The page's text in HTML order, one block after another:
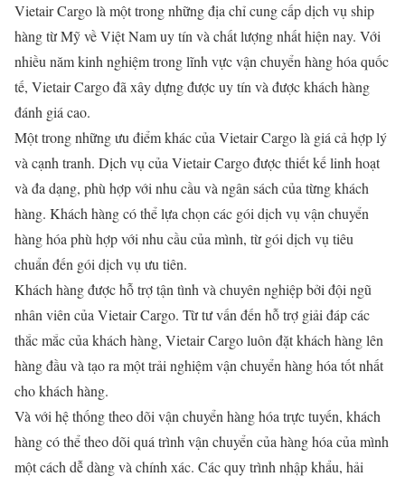
Vietair Cargo là một trong những địa chỉ cung cấp dịch vụ ship
hàng từ Mỹ về Việt Nam uy tín và chất lượng nhất hiện nay. Với
nhiều năm kinh nghiệm trong lĩnh vực vận chuyển hàng hóa quốc
tế, Vietair Cargo đã xây dựng được uy tín và được khách hàng
đánh giá cao.
Một trong những ưu điểm khác của Vietair Cargo là giá cả hợp lý
và cạnh tranh. Dịch vụ của Vietair Cargo được thiết kế linh hoạt
và đa dạng, phù hợp với nhu cầu và ngân sách của từng khách
hàng. Khách hàng có thể lựa chọn các gói dịch vụ vận chuyển
hàng hóa phù hợp với nhu cầu của mình, từ gói dịch vụ tiêu
chuẩn đến gói dịch vụ ưu tiên.
Khách hàng được hỗ trợ tận tình và chuyên nghiệp bởi đội ngũ
nhân viên của Vietair Cargo. Từ tư vấn đến hỗ trợ giải đáp các
thắc mắc của khách hàng, Vietair Cargo luôn đặt khách hàng lên
hàng đầu và tạo ra một trải nghiệm vận chuyển hàng hóa tốt nhất
cho khách hàng.
Và với hệ thống theo dõi vận chuyển hàng hóa trực tuyến, khách
hàng có thể theo dõi quá trình vận chuyển của hàng hóa của mình
một cách dễ dàng và chính xác. Các quy trình nhập khẩu, hải